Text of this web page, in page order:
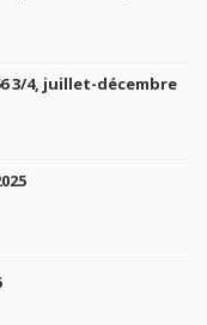
3/4, juillet-décembre